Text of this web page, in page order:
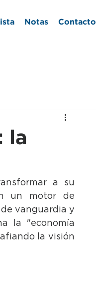
Notas Contacto
la
a su
un motor de
vanguardia y
la "economía
la visión